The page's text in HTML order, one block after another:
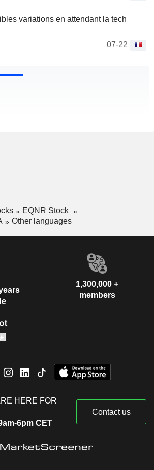
variations en attendant la tech
07-22
EQNR Stock
Other languages
1,300,000 +
members
HERE FOR
6pm CET
Contact us